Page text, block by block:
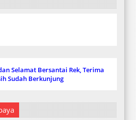
Selamat Bersantai Rek, Terima
Sudah Berkunjung